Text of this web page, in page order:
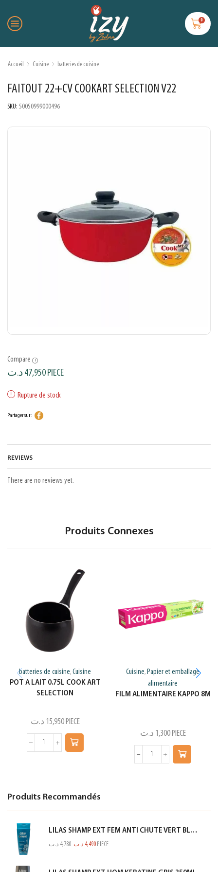
0
Accueil Cuisine batteries de cuisine
FAITOUT 22+CV COOKART SELECTION V22
SKU: 50050999000496
Compare
47,950د.ت PIECE
Rupture de stock
Partager sur :
REVIEWS
There are no reviews yet.
Produits Connexes
batteries de cuisine,Cuisine
POT A LAIT 0.75L COOK ART
SELECTION
15,950 د.ت PIECE
Cuisine, Papier et emballage
alimentaire
FILM ALIMENTAIRE KAPPO 8M
1,300 د.ت PIECE
Produits Recommandés
LILAS SHAMP EXT FEM ANTI CHUTE VERT BLEUTE 350ML
4,780د.ت 4,490 د.ت PIECE